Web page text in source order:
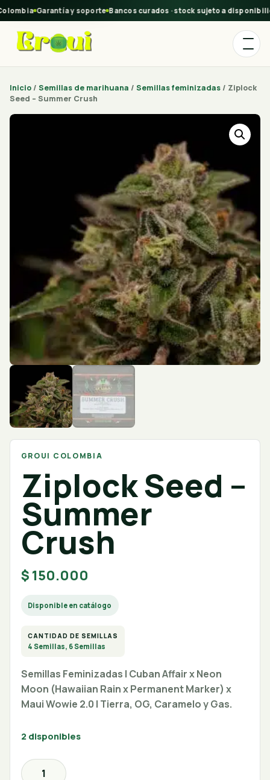
Garantía y soporte Bancos curados · stock sujeto a
Inicio / Semillas de marihuana / Semillas feminizadas / Ziplock
Seed – Summer Crush
GROUI COLOMBIA
Ziplock Seed –
Summer
Crush
$ 150.000
Disponible en catálogo
CANTIDAD DE SEMILLAS
4 Semillas, 6 Semillas
Semillas Feminizadas | Cuban Affair x Neon
Moon (Hawaiian Rain x Permanent Marker) x
Maui Wowie 2.0 | Tierra, OG, Caramelo y Gas.
2 disponibles